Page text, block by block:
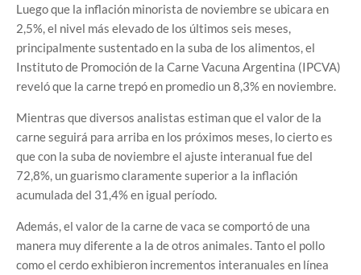
Luego que la inflación minorista de noviembre se ubicara en
2,5%, el nivel más elevado de los últimos seis meses,
principalmente sustentado en la suba de los alimentos, el
Instituto de Promoción de la Carne Vacuna Argentina (IPCVA)
reveló que la carne trepó en promedio un 8,3% en noviembre.
Mientras que diversos analistas estiman que el valor de la
carne seguirá para arriba en los próximos meses, lo cierto es
que con la suba de noviembre el ajuste interanual fue del
72,8%, un guarismo claramente superior a la inflación
acumulada del 31,4% en igual período.
Además, el valor de la carne de vaca se comportó de una
manera muy diferente a la de otros animales. Tanto el pollo
como el cerdo exhibieron incrementos interanuales en línea